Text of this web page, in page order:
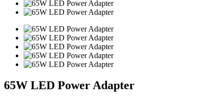
65W LED Power Adapter